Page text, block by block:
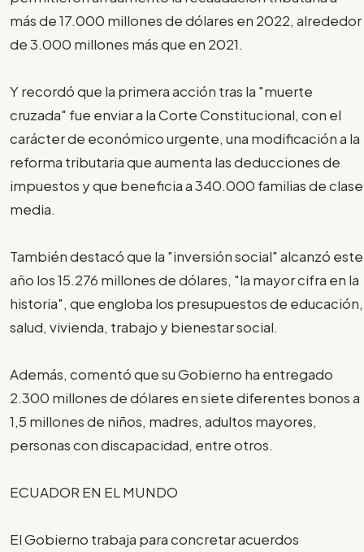
más de 17.000 millones de dólares en 2022, alrededor
de 3.000 millones más que en 2021.
Y recordó que la primera acción tras la "muerte
cruzada" fue enviar a la Corte Constitucional, con el
carácter de económico urgente, una modificación a la
reforma tributaria que aumenta las deducciones de
impuestos y que beneficia a 340.000 familias de clase
media.
También destacó que la "inversión social" alcanzó este
año los 15.276 millones de dólares, "la mayor cifra en la
historia", que engloba los presupuestos de educación,
salud, vivienda, trabajo y bienestar social.
Además, comentó que su Gobierno ha entregado
2.300 millones de dólares en siete diferentes bonos a
1,5 millones de niños, madres, adultos mayores,
personas con discapacidad, entre otros.
ECUADOR EN EL MUNDO
El Gobierno trabaja para concretar acuerdos